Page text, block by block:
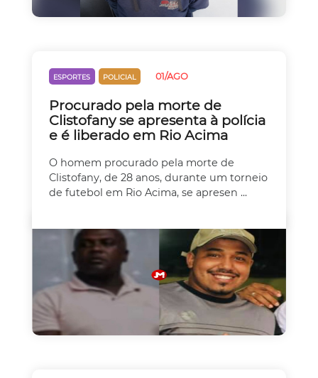
ESPORTES POLICIAL 01/AGO
Procurado pela morte de
Clistofany se apresenta à polícia
e é liberado em Rio Acima
O homem procurado pela morte de
Clistofany, de 28 anos, durante um torneio
de futebol em Rio Acima, se apresen ...